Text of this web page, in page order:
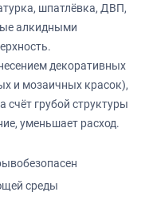
шпатлёвка, ДВП,
алкидными
декоративных
и мозаичных красок),
грубой структуры
уменьшает расход.
среды